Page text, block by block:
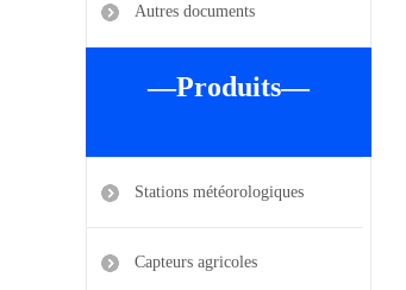
Autres documents
—Produits—
Stations météorologiques
Capteurs agricoles